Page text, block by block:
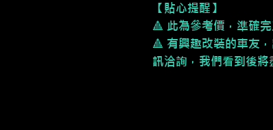
【貼心提醒】
🔺 此為參考價，準確
🔺 有興趣改裝的車友
訊洽詢，我們看到後將